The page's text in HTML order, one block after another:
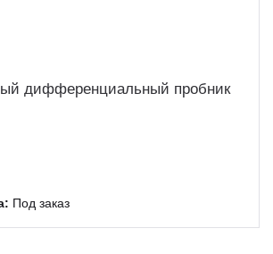
дифференциальный пробник
Под заказ